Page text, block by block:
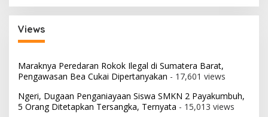
Views
Maraknya Peredaran Rokok Ilegal di Sumatera Barat,
Pengawasan Bea Cukai Dipertanyakan - 17,601 views
Ngeri, Dugaan Penganiayaan Siswa SMKN 2 Payakumbuh,
5 Orang Ditetapkan Tersangka, Ternyata - 15,013 views